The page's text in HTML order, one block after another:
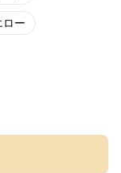
ロー